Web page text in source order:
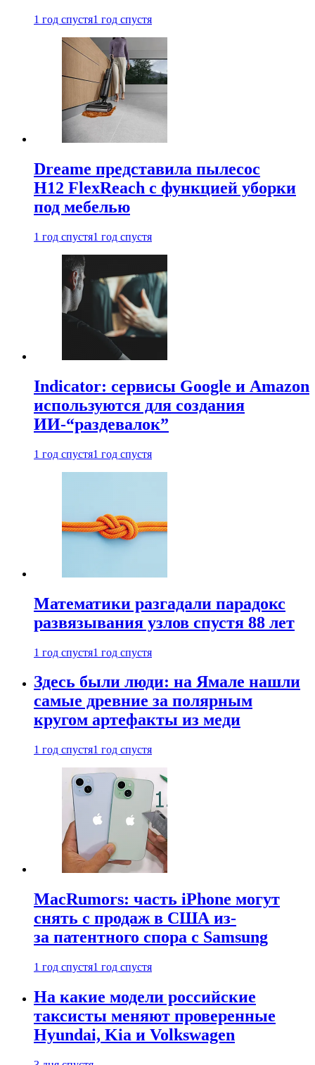
1 год спустя1 год спустя
Dreame представила пылесос
H12 FlexReach с функцией уборки
под мебелью
1 год спустя1 год спустя
Indicator: сервисы Google и Amazon
используются для создания
ИИ-“раздевалок”
1 год спустя1 год спустя
Математики разгадали парадокс
развязывания узлов спустя 88 лет
1 год спустя1 год спустя
Здесь были люди: на Ямале нашли
самые древние за полярным
кругом артефакты из меди
1 год спустя1 год спустя
MacRumors: часть iPhone могут
снять с продаж в США из-
за патентного спора с Samsung
1 год спустя1 год спустя
На какие модели российские
таксисты меняют проверенные
Hyundai, Kia и Volkswagen